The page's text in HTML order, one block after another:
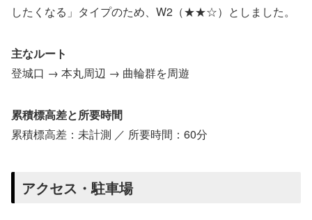
したくなる」タイプのため、W2（★★☆）としました。
主なルート
登城口 → 本丸周辺 → 曲輪群を周遊
累積標高差と所要時間
累積標高差：未計測 ／ 所要時間：60分
アクセス・駐車場